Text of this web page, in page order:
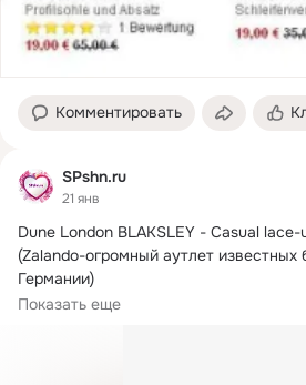
Комментировать
SPshn.ru
21 янв
Dune London BLAKSLEY - Casual
(Zalando-огромный аутлет
Германии)
Цвет: Upper material: Leather
Показать еще